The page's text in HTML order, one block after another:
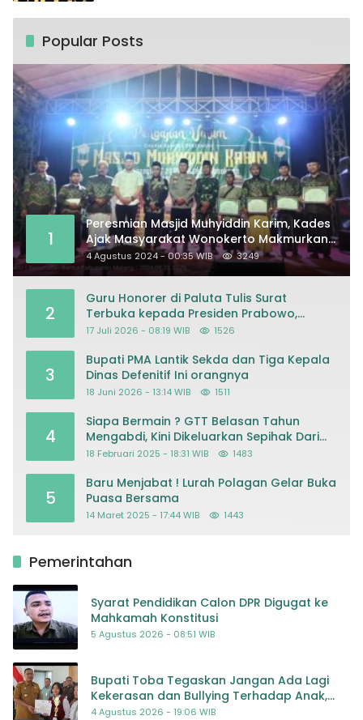
Popular Posts
1
Peresmian Masjid Muhyiddin Karim, Kades
Ajak Masyarakat Wonokerto Makmurkan
Masjid
4 Agustus 2024 - 00:35 WIB 3249
2
Guru Honorer di Paluta Tulis Surat
Terbuka kepada Presiden Prabowo,
Mohon Keadilan atas Dugaan
17 Juli 2026 - 08:19 WIB 1526
3
Bupati PMA Lantik Sekda dan Tiga Kepala
Dinas Defenitif Ini orangnya
18 Juni 2026 - 13:14 WIB 1511
4
Siapa Bermain ? GTT Belasan Tahun
Mengabdi, Kini Dikeluarkan Sepihak Dari
Dapodik
18 Februari 2025 - 18:31 WIB 1483
5
Baru Menjabat ! Lurah Polagan Gelar Buka
Puasa Bersama
14 Maret 2025 - 17:44 WIB 1443
Pemerintahan
Syarat Pendidikan Calon DPR Digugat ke
Mahkamah Konstitusi
5 Agustus 2026 - 08:51 WIB
Bupati Toba Tegaskan Jangan Ada Lagi
Kekerasan dan Bullying Terhadap Anak,
Dorong Kolaborasi Seluruh Pihak
4 Agustus 2026 - 19:06 WIB